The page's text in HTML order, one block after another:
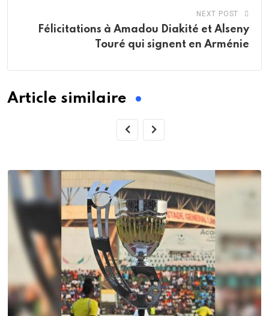
NEXT POST
Félicitations à Amadou Diakité et Alseny
Touré qui signent en Arménie
Article similaire